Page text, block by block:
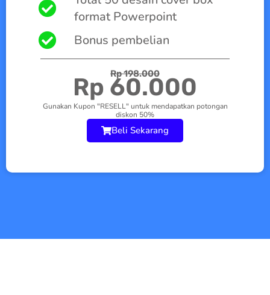
format Powerpoint
Bonus pembelian
Rp 198.000
Rp 60.000
Gunakan Kupon "RESELL" untuk mendapatkan potongan
diskon 50%
Beli Sekarang